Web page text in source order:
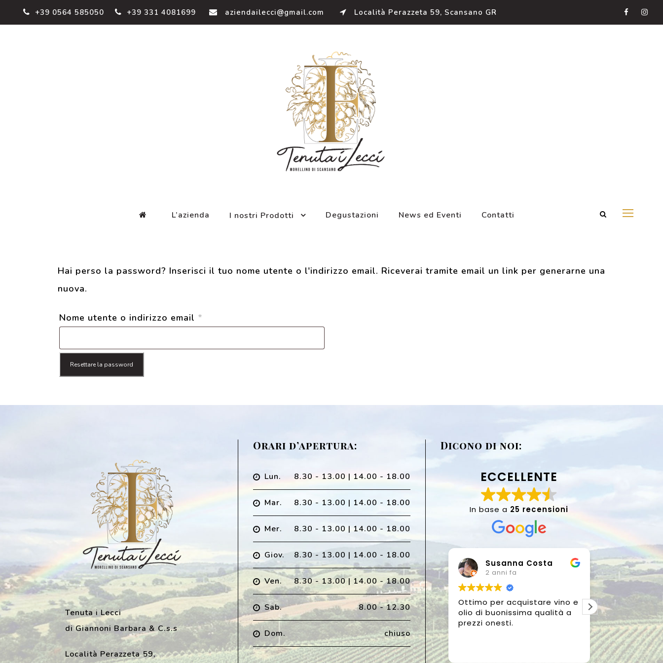
+39 0564 585050 +39 331 4081699 aziendailecci@gmail.com Località Perazzeta 59, Scansano GR
L’azienda I nostri Prodotti Degustazioni News ed Eventi Contatti
Hai perso la password? Inserisci il tuo nome utente o l'indirizzo email. Riceverai tramite email un link per generarne una
nuova.
Nome utente o indirizzo email *
c
e
Resettare la password
Tenuta i Lecci
di Giannoni Barbara & C.s.s
Località Perazzeta 59,
Orari d’apertura:
Lun. 8.30 - 13.00 | 14.00 - 18.00
Mar. 8.30 - 13.00 | 14.00 - 18.00
Mer. 8.30 - 13.00 | 14.00 - 18.00
Giov. 8.30 - 13.00 | 14.00 - 18.00
Ven. 8.30 - 13.00 | 14.00 - 18.00
Sab. 8.00 - 12.30
Dom. chiuso
Dicono di noi:
ECCELLENTE
In base a 25 recensioni
Susanna Costa
2 anni fa
Ottimo per acquistare vino e
olio di buonissima qualità a
prezzi onesti.
2 anni
Questo
anni, è il luogo dove ho
costruito la
paesaggio
costituito da
Leggi di più